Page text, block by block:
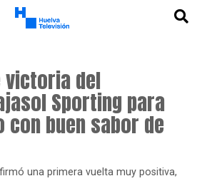
victoria del
Sporting para
buen sabor de
una primera vuelta muy positiva,